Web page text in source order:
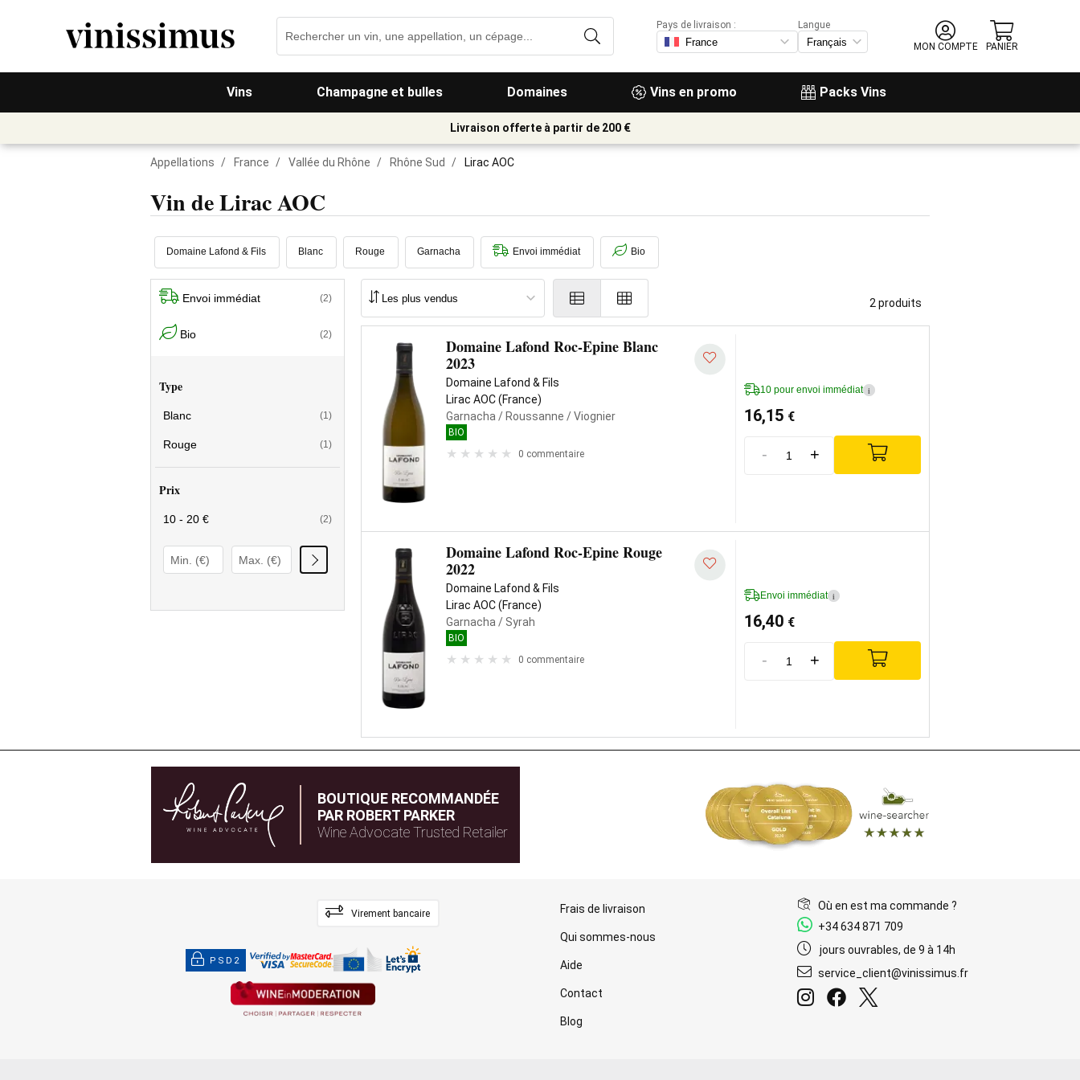
Vins Champagne et bulles Domaines Vins en promo Packs Vins
Pays de livraison :
Langue
MON COMPTE
PANIER
Livraison offerte à partir de 200 €
Appellations / France / Vallée du Rhône / Rhône Sud / Lirac AOC
Vin de Lirac AOC
Domaine Lafond & Fils Blanc Rouge Garnacha Envoi immédiat Bio
Envoi immédiat (2)
Bio (2)
Type
Blanc (1)
Rouge (1)
Prix
10 - 20 € (2)
2 produits
Domaine Lafond Roc-Epine Blanc
2023
Domaine Lafond & Fils
Lirac AOC (France)
Garnacha / Roussanne / Viognier
BIO
0 commentaire
10 pour envoi immédiat i
16,15 €
- +
Domaine Lafond Roc-Epine Rouge
2022
Domaine Lafond & Fils
Lirac AOC (France)
Garnacha / Syrah
BIO
0 commentaire
Envoi immédiat i
16,40 €
- +
BOUTIQUE RECOMMANDÉE
PAR ROBERT PARKER
Wine Advocate Trusted Retailer
Virement bancaire
PSD2
Frais de livraison
Qui sommes-nous
Aide
Contact
Blog
Où en est ma commande ?
+34 634 871 709
jours ouvrables, de 9 à 14h
service_client@vinissimus.fr